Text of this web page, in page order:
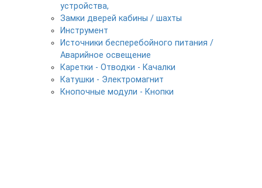
устройства,
Замки дверей кабины / шахты
Инструмент
Источники бесперебойного питания /
Аварийное освещение
Каретки - Отводки - Качалки
Катушки - Электромагнит
Кнопочные модули - Кнопки